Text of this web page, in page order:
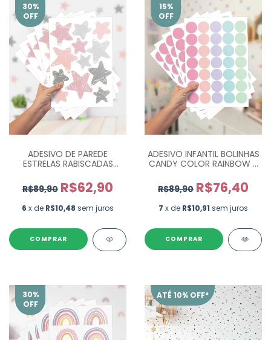
30%
OFF
ADESIVO DE PAREDE
ESTRELAS RABISCADAS
UN
R$89,90 R$62,90
6 x de R$10,48 sem juros
COMPRAR
15%
OFF
ADESIVO INFANTIL BOLINHAS
CANDY COLOR RAINBOW -
R$89,90 R$76,40
7 x de R$10,91 sem juros
COMPRAR
30%
OFF
ATÉ 10% OFF*